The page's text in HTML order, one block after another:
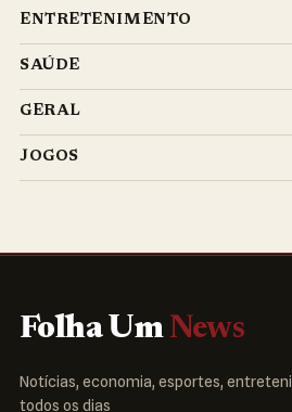
ENTRETENIMENTO
SAÚDE
GERAL
JOGOS
Folha Um News
Notícias, economia, esportes,
todos os dias